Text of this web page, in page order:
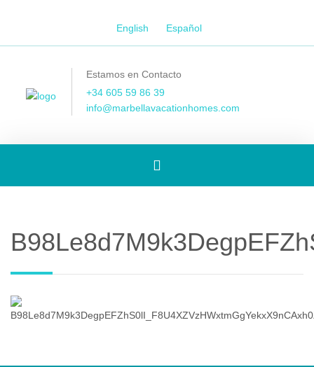
English Español
Estamos en Contacto
+34 605 59 86 39
info@marbellavacationhomes.com
[Spanish]
navigation